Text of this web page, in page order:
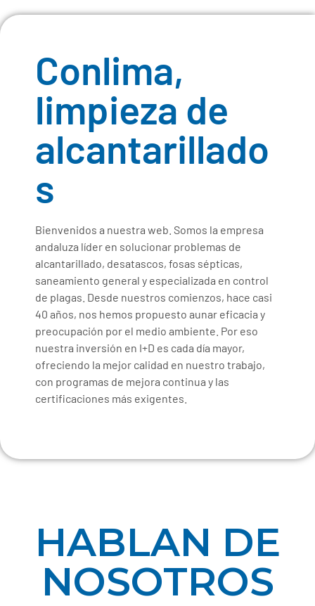
Conlima,
limpieza de
alcantarillado
s
Bienvenidos a nuestra web. Somos la empresa
andaluza líder en solucionar problemas de
alcantarillado, desatascos, fosas sépticas,
saneamiento general y especializada en control
de plagas. Desde nuestros comienzos, hace casi
40 años, nos hemos propuesto aunar eficacia y
preocupación por el medio ambiente. Por eso
nuestra inversión en I+D es cada día mayor,
ofreciendo la mejor calidad en nuestro trabajo,
con programas de mejora continua y las
certificaciones más exigentes.
HABLAN DE
NOSOTROS